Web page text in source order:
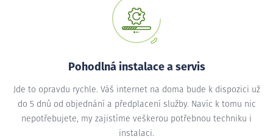
Pohodlná instalace a servis
Jde to opravdu rychle. Váš internet na doma bude k dispozici už
do 5 dnů od objednání a předplacení služby. Navíc k tomu nic
nepotřebujete, my zajistíme veškerou potřebnou techniku i
instalaci.